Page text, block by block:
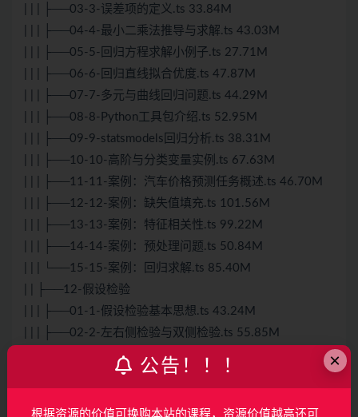
| | | ├──03-3-误差项的定义.ts 33.84M
| | | ├──04-4-最小二乘法推导与求解.ts 43.03M
| | | ├──05-5-回归方程求解小例子.ts 27.71M
| | | ├──06-6-回归直线拟合优度.ts 47.87M
| | | ├──07-7-多元与曲线回归问题.ts 44.29M
| | | ├──08-8-Python工具包介绍.ts 52.95M
| | | ├──09-9-statsmodels回归分析.ts 38.31M
| | | ├──10-10-高阶与分类变量实例.ts 67.63M
| | | ├──11-11-案例：汽车价格预测任务概述.ts 46.70M
| | | ├──12-12-案例：缺失值填充.ts 101.56M
| | | ├──13-13-案例：特征相关性.ts 99.22M
| | | ├──14-14-案例：预处理问题.ts 50.84M
| | | └──15-15-案例：回归求解.ts 85.40M
| | ├──12-假设检验
| | | ├──01-1-假设检验基本思想.ts 43.24M
| | | ├──02-2-左右侧检验与双侧检验.ts 55.85M
| | | ├──03-3-Z检验基本原理.ts 22.13M
| | | ├──04-4-Z检验实例.ts 68.35M
×
公告！！！
根据资源的价值可换购本站的课程，资源价值越高还可